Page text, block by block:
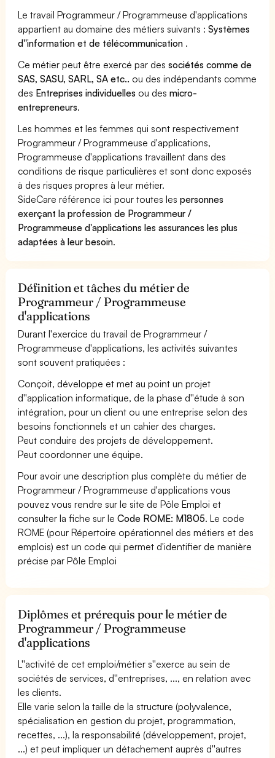
Le travail Programmeur / Programmeuse d'applications
appartient au domaine des métiers suivants :Systèmes
d''information et de télécommunication .
Ce métier peut être exercé par dessociétés comme de
SAS, SASU, SARL, SA etc.. ou des indépendants comme
des Entreprises individuelles ou desmicro-
entrepreneurs.
Les hommes et les femmes qui sont respectivement
Programmeur / Programmeuse d'applications,
Programmeuse d'applications travaillent dans des
conditions de risque particulières et sont donc exposés
à des risques propres à leur métier.
SideCare référence ici pour toutes lespersonnes
exerçant la profession de Programmeur /
Programmeuse d'applications les assurances les plus
adaptées à leur besoin.
Définition et tâches du métier de
Programmeur / Programmeuse
d'applications
Durant l'exercice du travail de Programmeur /
Programmeuse d'applications, les activités suivantes
sont souvent pratiquées :
Conçoit, développe et met au point un projet
d''application informatique, de la phase d''étude à son
intégration, pour un client ou une entreprise selon des
besoins fonctionnels et un cahier des charges.
Peut conduire des projets de développement.
Peut coordonner une équipe.
Pour avoir une description plus complète du métier de
Programmeur / Programmeuse d'applications vous
pouvez vous rendre sur le site de Pôle Emploi et
consulter la fiche sur leCode ROME: M1805. Le code
ROME (pour Répertoire opérationnel des métiers et des
emplois) est un code qui permet d'identifier de manière
précise par Pôle Emploi
Diplômes et prérequis pour le métier de
Programmeur / Programmeuse
d'applications
L''activité de cet emploi/métier s''exerce au sein de
sociétés de services, d''entreprises, ..., en relation avec
les clients.
Elle varie selon la taille de la structure (polyvalence,
spécialisation en gestion du projet, programmation,
recettes, ...), la responsabilité (développement, projet,
...) et peut impliquer un détachement auprès d''autres